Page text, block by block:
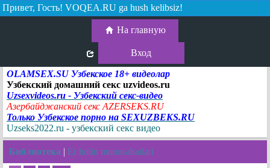
Привет, Гость! VOQEA.RU ga hush kelibsiz!
На главную
Вход
OLAMSEX.SU Узбекское 18+ видеолар
Узбекский домашний секс uzvideos.ru
Uzsexvideos.ru - Узбекский секс-видео
Азербайджанский секс AZERSEKS.RU
Только Узбекское порно на SEXUZBEKS.RU
Uzseks2022.ru - узбекский секс видео
Библиотека | Er hotin munosabatlari